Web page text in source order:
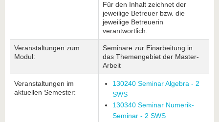
Für den Inhalt zeichnet der
jeweilige Betreuer bzw. die
jeweilige Betreuerin
verantwortlich.
Veranstaltungen zum
Modul:
Seminare zur Einarbeitung in
das Themengebiet der Master-
Arbeit
Veranstaltungen im
aktuellen Semester:
130240 Seminar Algebra - 2
SWS
130340 Seminar Numerik-
Seminar - 2 SWS